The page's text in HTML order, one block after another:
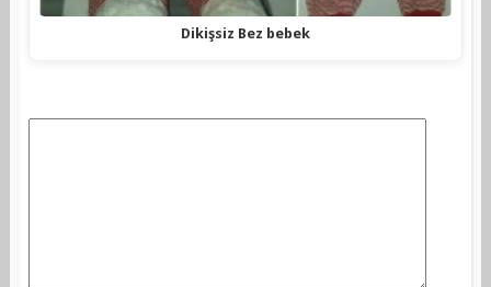
Dikişsiz Bez bebek